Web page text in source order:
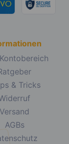
& Tricks
Versand
AGBs